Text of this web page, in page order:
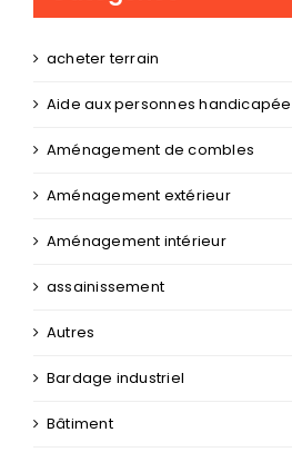
acheter terrain
Aide aux personnes
Aménagement de combles
Aménagement extérieur
Aménagement intérieur
assainissement
Autres
Bardage industriel
Bâtiment